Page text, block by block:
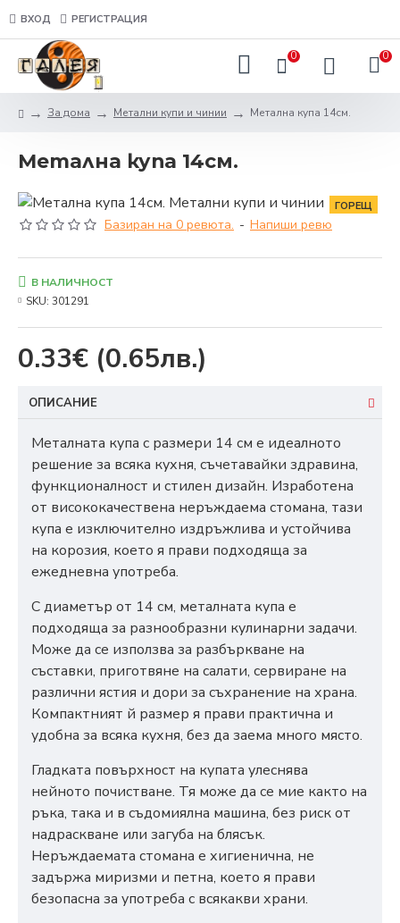
ВХОД РЕГИСТРАЦИЯ
0 0
За дома Метални купи и чинии Метална купа 14см.
Метална купа 14см.
ГОРЕЩ
Базиран на 0 ревюта. - Напиши ревю
0.33€ (0.65лв.)
В НАЛИЧНОСТ
SKU: 301291
ОПИСАНИЕ
Металната купа с размери 14 см е идеалното
решение за всяка кухня, съчетавайки здравина,
функционалност и стилен дизайн. Изработена
от висококачествена неръждаема стомана, тази
купа е изключително издръжлива и устойчива
на корозия, което я прави подходяща за
ежедневна употреба.
С диаметър от 14 см, металната купа е
подходяща за разнообразни кулинарни задачи.
Може да се използва за разбъркване на
съставки, приготвяне на салати, сервиране на
различни ястия и дори за съхранение на храна.
Компактният й размер я прави практична и
удобна за всяка кухня, без да заема много място.
Гладката повърхност на купата улеснява
нейното почистване. Тя може да се мие както на
ръка, така и в съдомиялна машина, без риск от
надраскване или загуба на блясък.
Неръждаемата стомана е хигиенична, не
задържа миризми и петна, което я прави
безопасна за употреба с всякакви храни.